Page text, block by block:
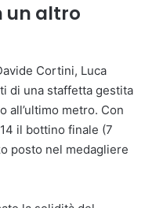
un altro
Cortini, Luca
di una staffetta gestita
all’ultimo metro. Con
il bottino finale (7
posto nel medagliere